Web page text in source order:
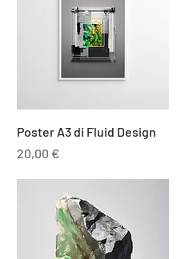
Poster A3 di Fluid Design
Prezzo
20,00 €